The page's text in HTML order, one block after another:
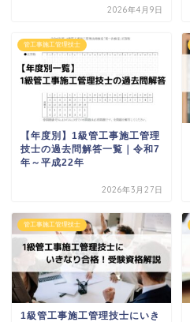
2026年4月9日
管工事施工管理技士
【年度別】1級管工事施工管理
技士の過去問解答一覧｜令和7
年～平成22年
2026年3月27日
管工事施工管理技士
1級管工事施工管理技士にいき